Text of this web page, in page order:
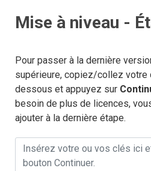
Mise à niveau -
Pour passer à la dernière
supérieure, copiez/collez votre
dessous et appuyez sur
besoin de plus de licences,
ajouter à la dernière étape.